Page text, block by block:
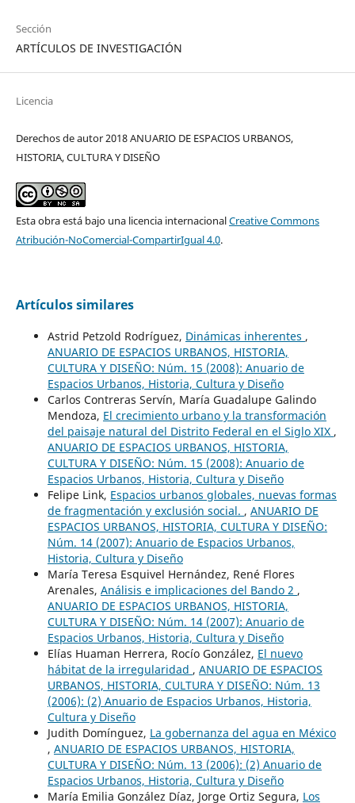
Sección
ARTÍCULOS DE INVESTIGACIÓN
Licencia
Derechos de autor 2018 ANUARIO DE ESPACIOS URBANOS,
HISTORIA, CULTURA Y DISEÑO
Esta obra está bajo una licencia internacionalCreative Commons
Atribución-NoComercial-CompartirIgual 4.0.
Artículos similares
Astrid Petzold Rodríguez, Dinámicas inherentes ,
ANUARIO DE ESPACIOS URBANOS, HISTORIA,
CULTURA Y DISEÑO: Núm. 15 (2008): Anuario de
Espacios Urbanos, Historia, Cultura y Diseño
Carlos Contreras Servín, María Guadalupe Galindo
Mendoza, El crecimiento urbano y la transformación
del paisaje natural del Distrito Federal en el Siglo XIX ,
ANUARIO DE ESPACIOS URBANOS, HISTORIA,
CULTURA Y DISEÑO: Núm. 15 (2008): Anuario de
Espacios Urbanos, Historia, Cultura y Diseño
Felipe Link, Espacios urbanos globales, nuevas formas
de fragmentación y exclusión social. , ANUARIO DE
ESPACIOS URBANOS, HISTORIA, CULTURA Y DISEÑO:
Núm. 14 (2007): Anuario de Espacios Urbanos,
Historia, Cultura y Diseño
María Teresa Esquivel Hernández, René Flores
Arenales, Análisis e implicaciones del Bando 2 ,
ANUARIO DE ESPACIOS URBANOS, HISTORIA,
CULTURA Y DISEÑO: Núm. 14 (2007): Anuario de
Espacios Urbanos, Historia, Cultura y Diseño
Elías Huaman Herrera, Rocío González, El nuevo
hábitat de la irregularidad , ANUARIO DE ESPACIOS
URBANOS, HISTORIA, CULTURA Y DISEÑO: Núm. 13
(2006): (2) Anuario de Espacios Urbanos, Historia,
Cultura y Diseño
Judith Domínguez, La gobernanza del agua en México
, ANUARIO DE ESPACIOS URBANOS, HISTORIA,
CULTURA Y DISEÑO: Núm. 13 (2006): (2) Anuario de
Espacios Urbanos, Historia, Cultura y Diseño
María Emilia González Díaz, Jorge Ortiz Segura, Los